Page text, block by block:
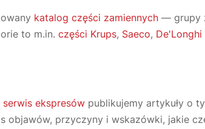
katalog części zamiennych — grupy
to m.in. części Krups, Saeco, De'Longhi
serwis ekspresów publikujemy artykuły o
objawów, przyczyny i wskazówki, jakie